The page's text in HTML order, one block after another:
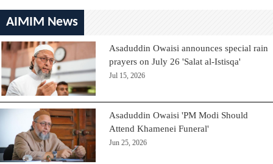
AIMIM News
Asaduddin Owaisi announces special rain
prayers on July 26 'Salat al-Istisqa'
Jul 15, 2026
Asaduddin Owaisi 'PM Modi Should
Attend Khamenei Funeral'
Jun 25, 2026